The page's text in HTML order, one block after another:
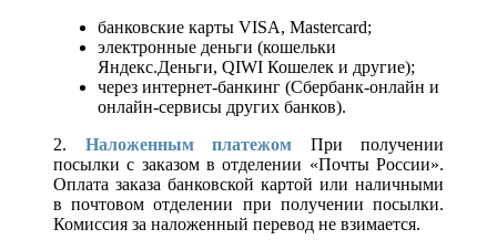
банковские карты VISA, Mastercard;
электронные деньги (кошельки
Яндекс.Деньги, QIWI Кошелек и другие);
через интернет-банкинг (Сбербанк-онлайн и
онлайн-сервисы других банков).
2. Наложенным платежом При получении
посылки с заказом в отделении «Почты России».
Оплата заказа банковской картой или наличными
в почтовом отделении при получении посылки.
Комиссия за наложенный перевод не взимается.